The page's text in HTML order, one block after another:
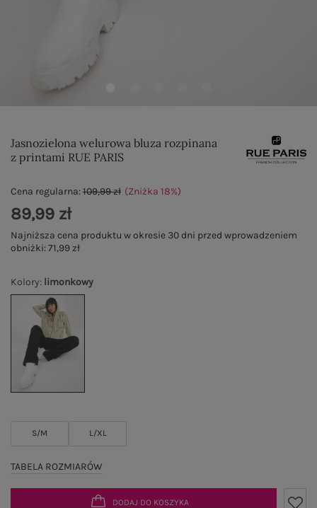
Jasnozielona welurowa bluza rozpinana
z printami RUE PARIS
Kolory: limonkowy
S/M L/XL
TABELA ROZMIARÓW
Cena regularna:109,99 zł (Zniżka 18%)
89,99 zł
Najniższa cena produktu w okresie 30 dni przed wprowadzeniem
obniżki:71,99 zł
DODAJ DO KOSZYKA